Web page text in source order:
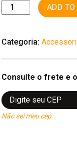
Cap
quantity
ADD TO
Categoria:
Consulte o frete e
Não sei meu cep